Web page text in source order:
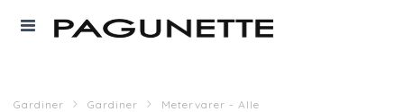
Gardiner Gardiner Metervarer - Alle